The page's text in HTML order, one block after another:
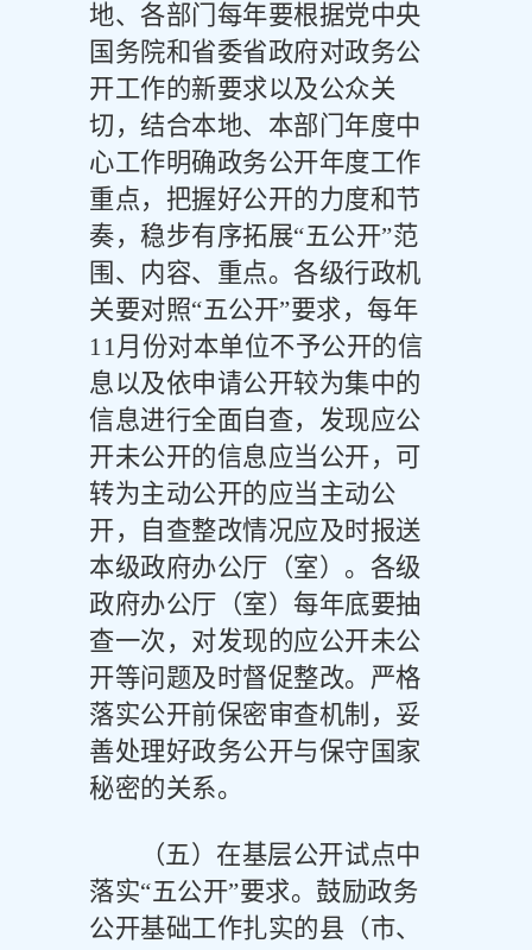
地、各部门每年要根据党中央
国务院和省委省政府对政务公
开工作的新要求以及公众关
切，结合本地、本部门年度中
心工作明确政务公开年度工作
重点，把握好公开的力度和节
奏，稳步有序拓展“五公开”范
围、内容、重点。各级行政机
关要对照“五公开”要求，每年
11月份对本单位不予公开的信
息以及依申请公开较为集中的
信息进行全面自查，发现应公
开未公开的信息应当公开，可
转为主动公开的应当主动公
开，自查整改情况应及时报送
本级政府办公厅（室）。各级
政府办公厅（室）每年底要抽
查一次，对发现的应公开未公
开等问题及时督促整改。严格
落实公开前保密审查机制，妥
善处理好政务公开与保守国家
秘密的关系。
（五）在基层公开试点中
落实“五公开”要求。 鼓励政务
公开基础工作扎实的县（市、